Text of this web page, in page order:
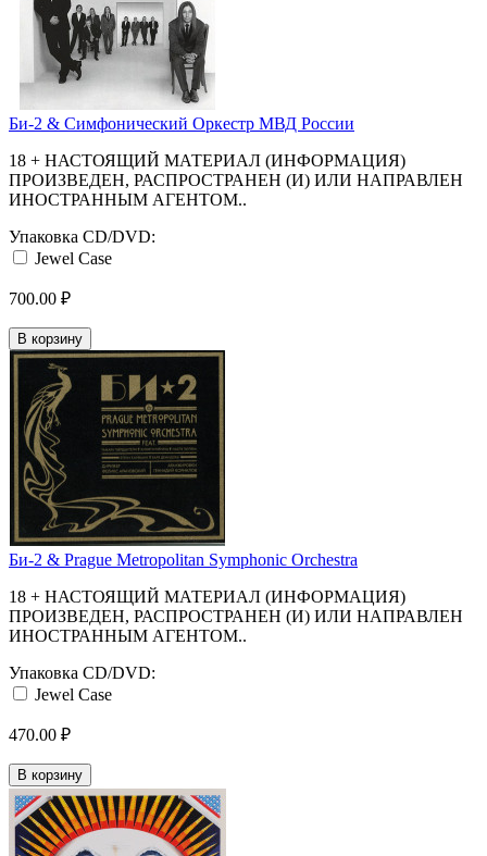
Би-2 & Симфонический Оркестр МВД России
18 + НАСТОЯЩИЙ МАТЕРИАЛ (ИНФОРМАЦИЯ)
ПРОИЗВЕДЕН, РАСПРОСТРАНЕН (И) ИЛИ НАПРАВЛЕН
ИНОСТРАННЫМ АГЕНТОМ..
Упаковка CD/DVD:
Jewel Case
700.00 ₽
В корзину
Би-2 & Prague Metropolitan Symphonic Orchestra
18 + НАСТОЯЩИЙ МАТЕРИАЛ (ИНФОРМАЦИЯ)
ПРОИЗВЕДЕН, РАСПРОСТРАНЕН (И) ИЛИ НАПРАВЛЕН
ИНОСТРАННЫМ АГЕНТОМ..
Упаковка CD/DVD:
Jewel Case
470.00 ₽
В корзину